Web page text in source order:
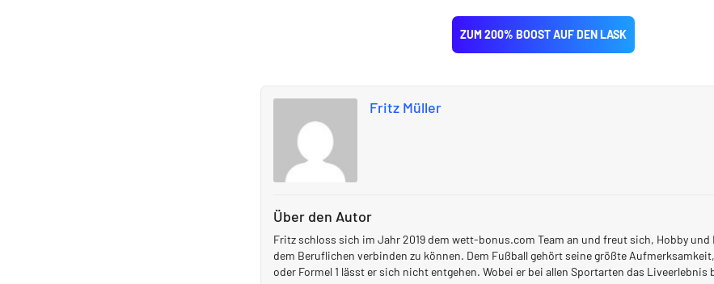
ZUM 200% BOOST AUF DEN LASK
Fritz Müller
Über den Autor
Fritz schloss sich im Jahr 2019 dem wett-bonus.com Team an und freut sich, Hobby
dem Beruflichen verbinden zu können. Dem Fußball gehört seine größte Aufmerksamkeit,
oder Formel 1 lässt er sich nicht entgehen. Wobei er bei allen Sportarten das Liveerlebnis